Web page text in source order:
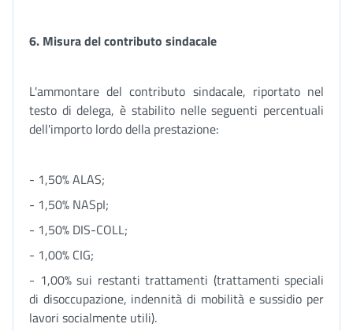
6. Misura del contributo sindacale
L'ammontare del contributo sindacale, riportato nel
testo di delega, è stabilito nelle seguenti percentuali
dell'importo lordo della prestazione:
- 1,50% ALAS;
- 1,50% NASpI;
- 1,50% DIS-COLL;
- 1,00% CIG;
- 1,00% sui restanti trattamenti (trattamenti speciali
di disoccupazione, indennità di mobilità e sussidio per
lavori socialmente utili).